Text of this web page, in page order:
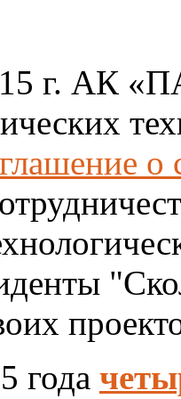
г. АК
о
года